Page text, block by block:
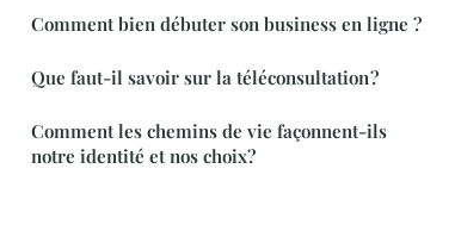
Comment bien débuter son business en ligne ?
Que faut-il savoir sur la téléconsultation ?
Comment les chemins de vie façonnent-ils
notre identité et nos choix?